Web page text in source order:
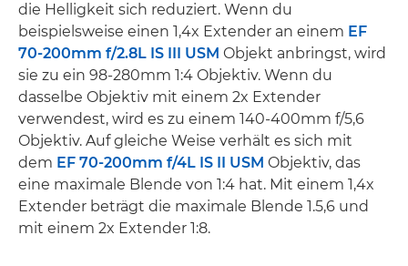
die Helligkeit sich reduziert. Wenn du
beispielsweise einen 1,4x Extender an einem EF
70-200mm f/2.8L IS III USM Objekt anbringst, wird
sie zu ein 98-280mm 1:4 Objektiv. Wenn du
dasselbe Objektiv mit einem 2x Extender
verwendest, wird es zu einem 140-400mm f/5,6
Objektiv. Auf gleiche Weise verhält es sich mit
dem EF 70-200mm f/4L IS II USM Objektiv, das
eine maximale Blende von 1:4 hat. Mit einem 1,4x
Extender beträgt die maximale Blende 1.5,6 und
mit einem 2x Extender 1:8.